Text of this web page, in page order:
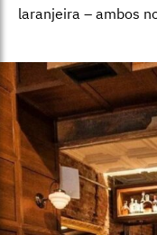
laranjeira – ambos